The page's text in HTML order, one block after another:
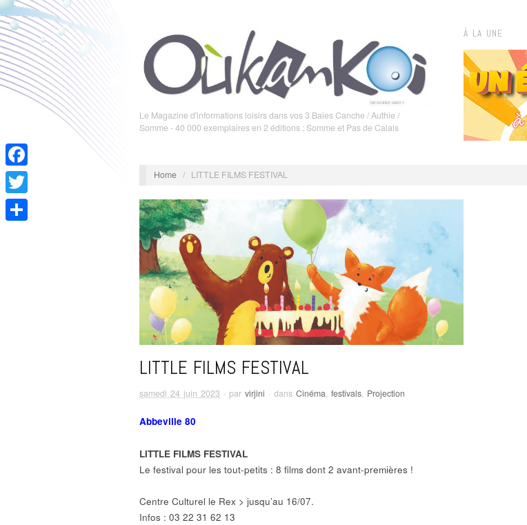
Le Magazine d'informations loisirs dans vos 3 Baies Canche / Authie /
Somme - 40 000 exemplaires en 2 éditions : Somme et Pas de Calais
À LA UNE
Home / LITTLE FILMS FESTIVAL
LITTLE FILMS FESTIVAL
samedi 24 juin 2023 · par virjini · dans Cinéma, festivals, Projection
Abbeville 80
LITTLE FILMS FESTIVAL
Le festival pour les tout-petits : 8 films dont 2 avant-premières !
Centre Culturel le Rex > jusqu’au 16/07.
Infos : 03 22 31 62 13
Facebook
Twitter